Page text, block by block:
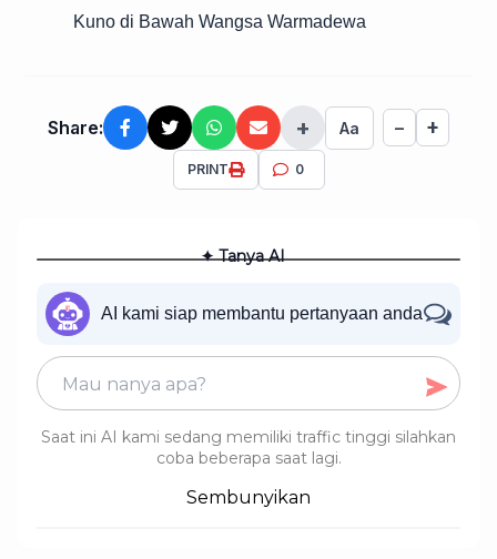
Kuno di Bawah Wangsa Warmadewa
Share: + Aa − +
PRINT 0
✦ Tanya AI
AI kami siap membantu pertanyaan anda
Saat ini AI kami sedang memiliki traffic tinggi silahkan
coba beberapa saat lagi.
Sembunyikan